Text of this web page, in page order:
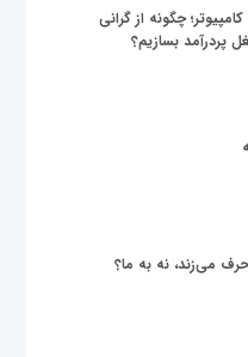
چگونه از گرانی
پردرآمد بسازیم؟
حرف می‌زند، نه به ما؟